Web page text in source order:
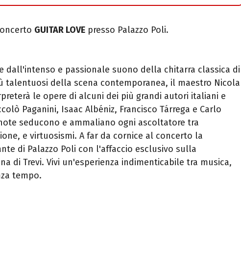
GUITAR LOVE presso Palazzo Poli.
dall'intenso e passionale suono della chitarra classica di
talentuosi della scena contemporanea, il maestro Nicola
le opere di alcuni dei più grandi autori italiani e
Paganini, Isaac Albéniz, Francisco Tárrega e Carlo
seducono e ammaliano ogni ascoltatore tra
e virtuosismi. A far da cornice al concerto la
di Palazzo Poli con l'affaccio esclusivo sulla
di Trevi. Vivi un'esperienza indimenticabile tra musica,
tempo.